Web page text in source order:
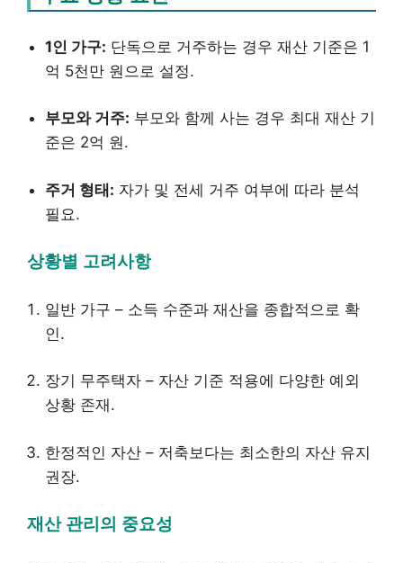
1인 가구: 단독으로 거주하는 경우 재산 기준은 1
억 5천만 원으로 설정.
부모와 거주: 부모와 함께 사는 경우 최대 재산 기
준은 2억 원.
주거 형태: 자가 및 전세 거주 여부에 따라 분석
필요.
상황별 고려사항
일반 가구 – 소득 수준과 재산을 종합적으로 확
인.
장기 무주택자 – 자산 기준 적용에 다양한 예외
상황 존재.
한정적인 자산 – 저축보다는 최소한의 자산 유지
권장.
재산 관리의 중요성